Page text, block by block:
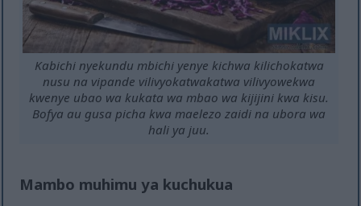
Kabichi nyekundu mbichi yenye kichwa kilichokatwa
nusu na vipande vilivyokatwakatwa vilivyowekwa
kwenye ubao wa kukata wa mbao wa kijijini kwa kisu.
Bofya au gusa picha kwa maelezo zaidi na ubora wa
hali ya juu.
Mambo muhimu ya kuchukua